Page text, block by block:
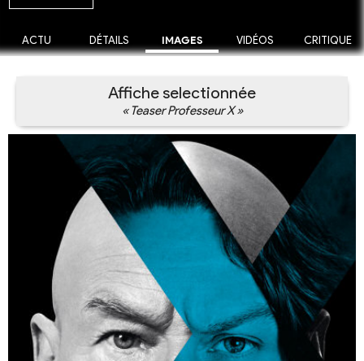
ACTU DÉTAILS IMAGES VIDÉOS CRITIQUE
Affiche selectionnée
« Teaser Professeur X »